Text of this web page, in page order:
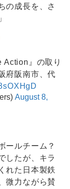
の成長を、さ
』の取り
府阪南市、代
August 8,
ールチーム？
したが、キラ
れた日本製鉄
微力ながら賛